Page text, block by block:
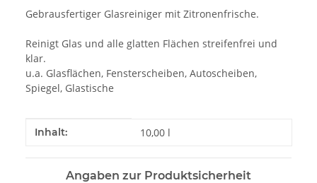
Gebrausfertiger Glasreiniger mit Zitronenfrische.
Reinigt Glas und alle glatten Flächen streifenfrei und
klar.
u.a. Glasflächen, Fensterscheiben, Autoscheiben,
Spiegel, Glastische
Produkteigenschaft
Wert
Inhalt: 10,00 l
Angaben zur Produktsicherheit